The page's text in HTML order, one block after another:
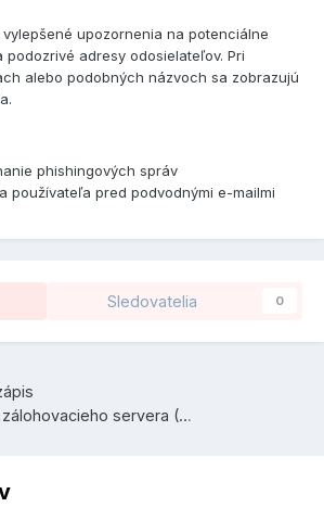
vylepšené upozornenia na potenciálne
podozrivé adresy odosielateľov. Pri
alebo podobných názvoch sa zobrazujú
phishingových správ
používateľa pred podvodnými e-mailmi
Sledovatelia 0
Zmena štruktúry zálohovacieho servera (Marec 2025)